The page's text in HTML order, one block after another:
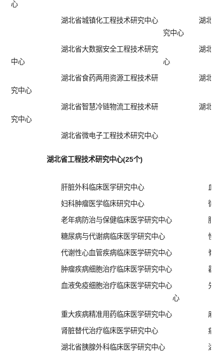
心
湖北省城镇化工程技术研究中心
湖北省
究中心
湖北省大数据安全工程技术研究
中心
湖北省
心
湖北省食药两用资源工程技术研
究中心
湖北省
湖北省智慧冷链物流工程技术研
究中心
湖北省
湖北省微电子工程技术研究中心
湖北省工程技术研究中心(25个)
肝脏外科临床医学研究中心 血
妇科肿瘤医学临床研究中心 微
老年病防治与保健临床医学研究中心 脑
糖尿病与代谢病临床医学研究中心 慢
代谢性心血管疾病临床医学研究中心 脊
肿瘤疾病细胞治疗临床医学研究中心 器
血液免疫细胞治疗临床医学研究中心
先
心
重大疾病精准用药临床医学研究中心 麻
肾脏替代治疗临床医学研究中心 病
湖北省胰腺外科临床医学研究中心
湖